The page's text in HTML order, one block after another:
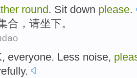
round. Sit down please.
合 ， 请坐下。
, everyone. Less noise,
.